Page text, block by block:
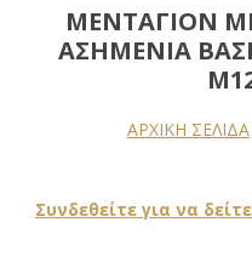
ΜΕΝΤΑΓΙΌΝ
ΑΣΗΜΈΝΙΑ
ΑΡΧΙΚΉ ΣΕΛΊΔΑ
Συνδεθείτε για να